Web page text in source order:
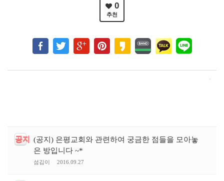
0
추천
공지 (공지) 은평교회와 관련하여 궁금한 점들을 모아놓
은 방입니다 ~*
섬김이 2016.09.27